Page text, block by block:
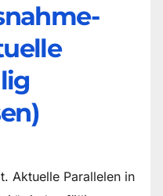
Aktuelle Parallelen in